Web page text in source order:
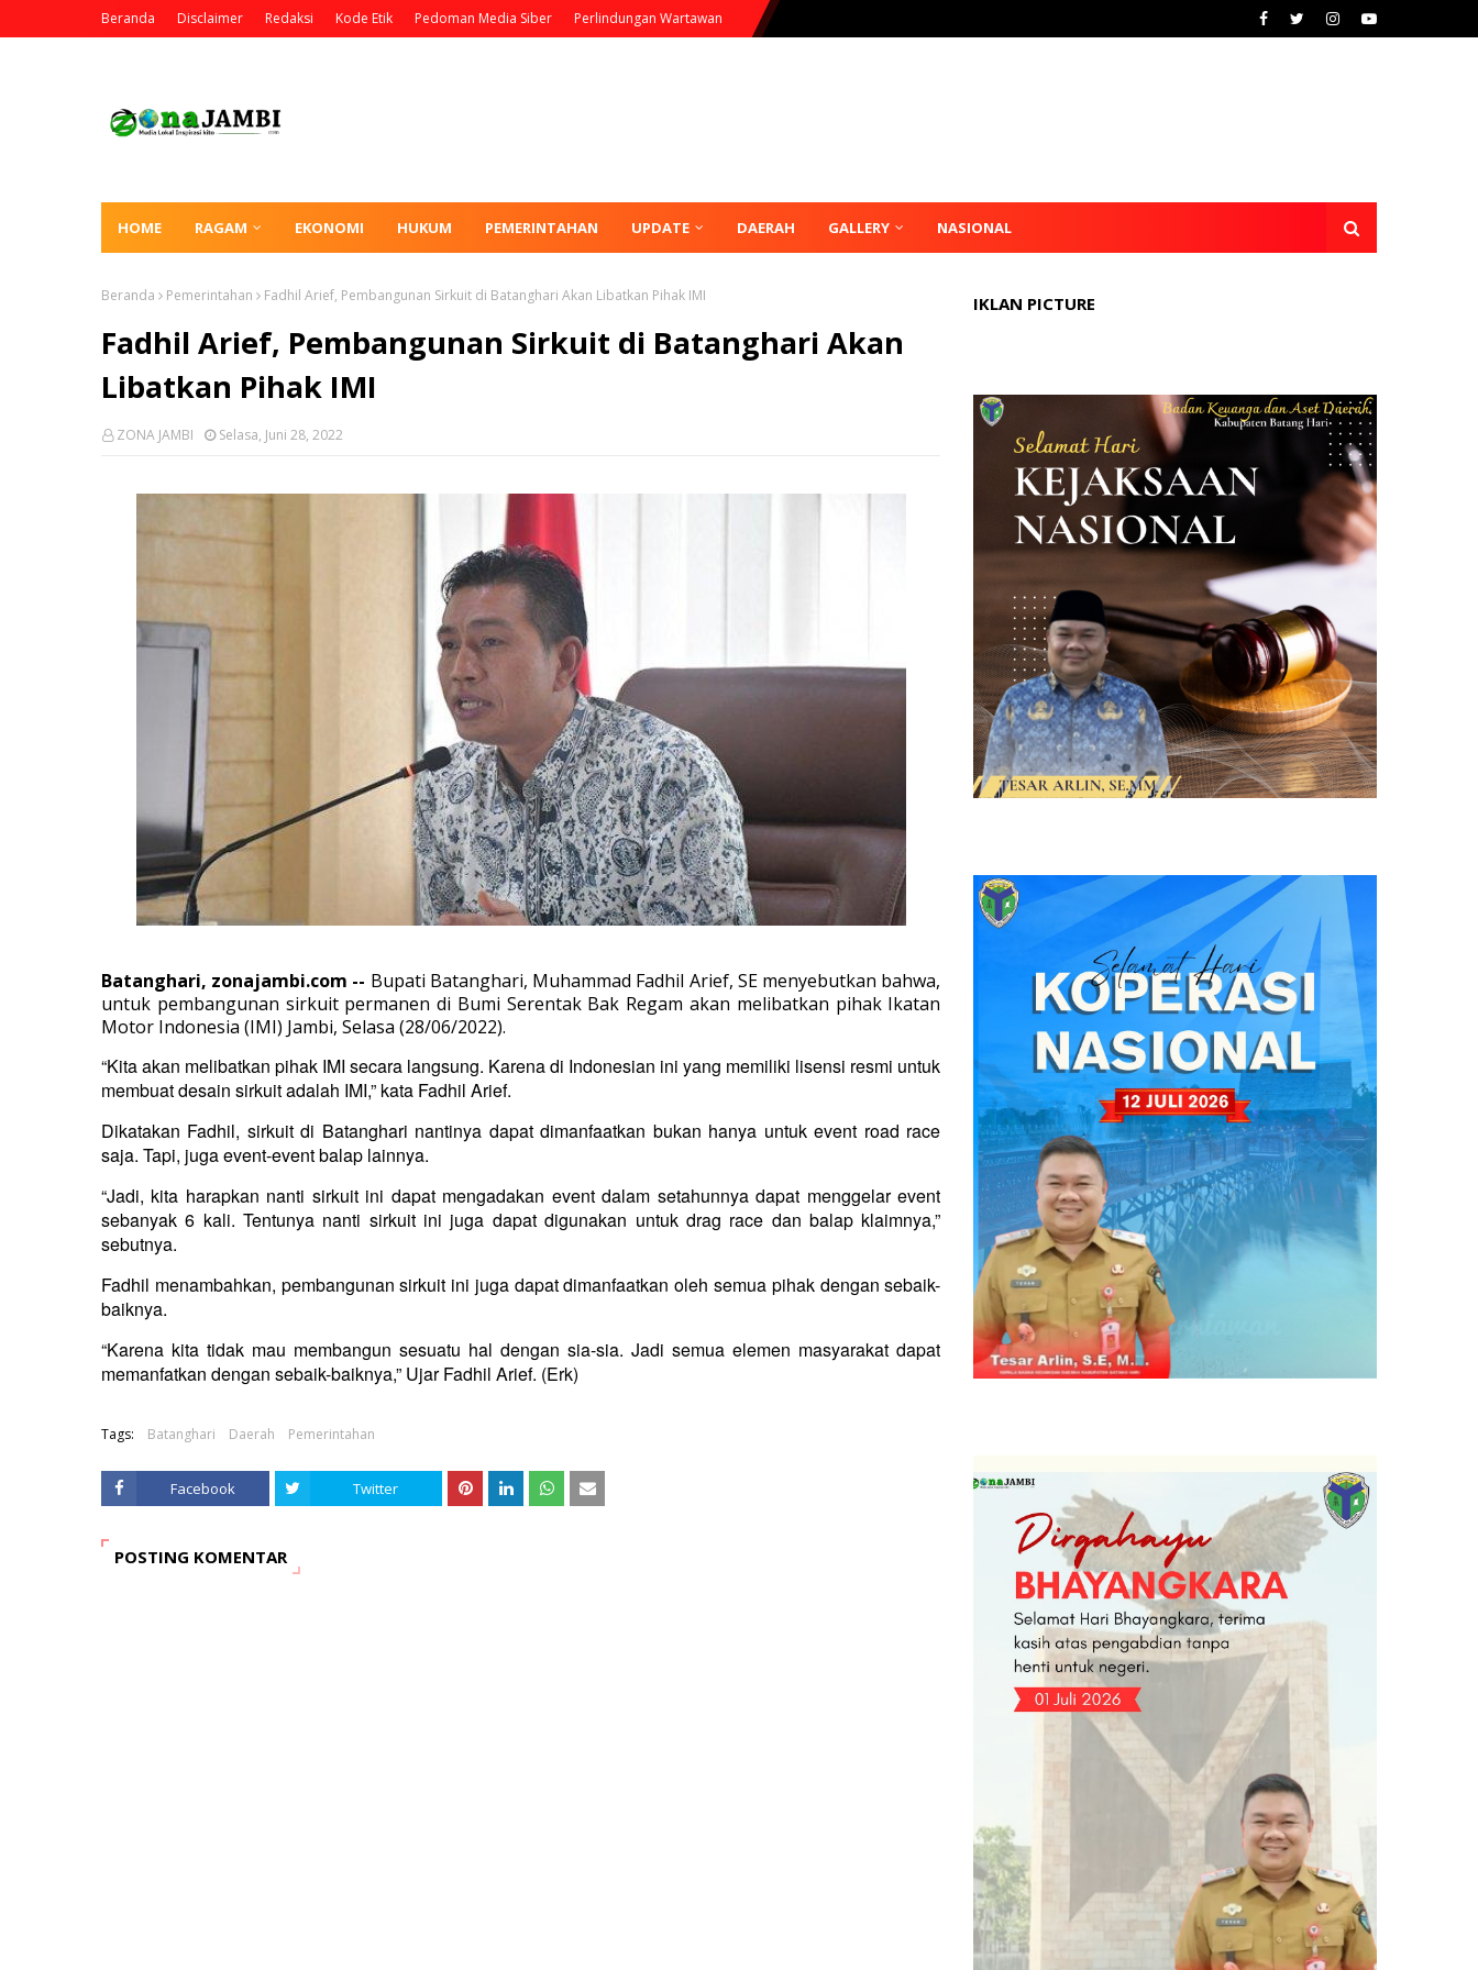
Beranda Disclaimer Redaksi Kode Etik Pedoman Media Siber Perlindungan Wartawan
HOME RAGAM EKONOMI HUKUM PEMERINTAHAN UPDATE DAERAH GALLERY NASIONAL
Beranda Pemerintahan Fadhil Arief, Pembangunan Sirkuit di Batanghari Akan Libatkan Pihak IMI
Fadhil Arief, Pembangunan Sirkuit di Batanghari Akan
Libatkan Pihak IMI
ZONA JAMBI Selasa, Juni 28, 2022
Batanghari, zonajambi.com -- Bupati Batanghari, Muhammad Fadhil Arief, SE menyebutkan bahwa,
untuk pembangunan sirkuit permanen di Bumi Serentak Bak Regam akan melibatkan pihak Ikatan
Motor Indonesia (IMI) Jambi, Selasa (28/06/2022).
“Kita akan melibatkan pihak IMI secara langsung. Karena di Indonesian ini yang memiliki lisensi resmi untuk
membuat desain sirkuit adalah IMI,” kata Fadhil Arief.
Dikatakan Fadhil, sirkuit di Batanghari nantinya dapat dimanfaatkan bukan hanya untuk event road race
saja. Tapi, juga event-event balap lainnya.
“Jadi, kita harapkan nanti sirkuit ini dapat mengadakan event dalam setahunnya dapat menggelar event
sebanyak 6 kali. Tentunya nanti sirkuit ini juga dapat digunakan untuk drag race dan balap klaimnya,”
sebutnya.
Fadhil menambahkan, pembangunan sirkuit ini juga dapat dimanfaatkan oleh semua pihak dengan sebaik-
baiknya.
“Karena kita tidak mau membangun sesuatu hal dengan sia-sia. Jadi semua elemen masyarakat dapat
memanfatkan dengan sebaik-baiknya,” Ujar Fadhil Arief. (Erk)
Tags: Batanghari Daerah Pemerintahan
Facebook Twitter
POSTING KOMENTAR
IKLAN PICTURE